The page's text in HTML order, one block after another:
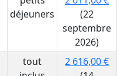
déjeuners
(22
septembre
2026)
tout
2 616,00 €